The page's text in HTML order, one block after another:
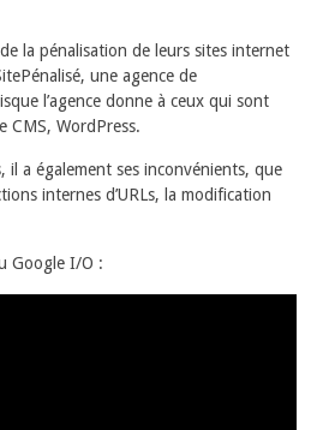
la pénalisation de leurs sites internet
une agence de
l’agence donne à ceux qui sont
CMS, WordPress.
il a également ses inconvénients, que
internes d’URLs, la modification
Google I/O :